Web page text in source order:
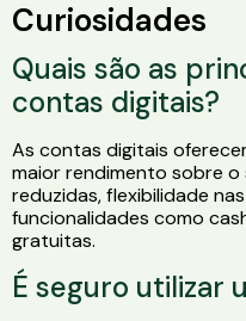
Curiosidades
Quais são as
contas digitais?
As contas digitais
maior rendimento sobre
reduzidas, flexibilidade
funcionalidades como
gratuitas.
É seguro utilizar